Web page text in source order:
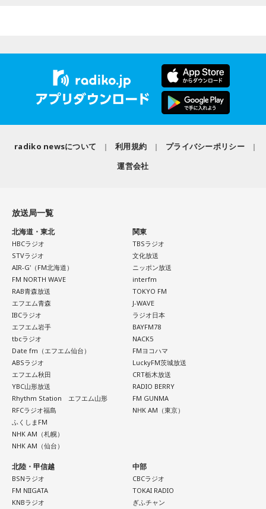
乾電池は「内に秘めたエネルギー」を暗示しています。あな
たは追い詰められると、理屈より先に、その時の衝動でとっ
さに動く本能タイプ。ある意味では、いちばん人間らしいか
もしれません。勢いが吉と出ることも多いですが、一呼吸置
いて考える癖もつけてみて。
4．懐中電灯……本性は「冷静な神様!?」
懐中電灯は「今後の見通し」を暗示しています。あなたは極
こともあるので、時には素直になってみましょう。
＊
天使も悪魔も、どちらもあなたの一部。自分の中の両方を知
っておくことが、いざという時の本当の強さになるのかもし
れません。
■監修者プロフィール：蝶ちょ（ちょうちょ）
池袋占い館セレーネ所属。電話占いメルにも出演。第六感で
人の想いを捉える羅針盤ヒーラー。霊感タロット、四柱推
命、宿曜占星術でオーダーメイドの鑑定を手掛ける。転職、
結婚、離別など多くの経験から、今どう動くべきか悩む人に
寄り添いナビゲートする。
Webサイト： https://selene-uranai.com/
YouTube：https://www.youtube.com/@ataru-uranai
シーズン、ヤクルトの監督を務め、前年最下位からの日本
一、球団初のリーグ連覇を成し遂げた。
クルト×DeNA」に『ニッポン放送ショウアップナイター』の
スペシャルゲスト解説として登場する。現役時代は『ニッポ
みの髙津だが、『ニッポン放送ショウアップナイター』で解
説を務めるのは2013年以来、13年ぶりとなる。
ペナントレースも終盤に差し掛かり、古巣・ヤクルトにとっ
て勝負の夏となる神宮球場の一戦での髙津氏ならではの視点
に注目が集まる。
『ニッポン放送ショウアップナイター』では、今後も60周年
のアニバーサリーイヤーにふさわしい球界のレジェンドたち
がスペシャルゲスト解説者として登場する。さらに、リスナ
ーにとって嬉しい夏の味覚や現金が当たるプレゼント企画も
実施する。
■髙津臣吾 コメント
「ショウアップナイター」をお聴きの皆さま、ご無沙汰して
おります。
ペナントレース終盤の神宮球場、一つ一つのプレーの重みが
radiko newsについて 利用規約
プライバシーポリシー
運営会社
放送局一覧
北海道・東北
HBCラジオ
STVラジオ
AIR-G'（FM北海道）
FM NORTH WAVE
RAB青森放送
エフエム青森
IBCラジオ
エフエム岩手
tbcラジオ
Date fm（エフエム仙台）
ABSラジオ
エフエム秋田
YBC山形放送
Rhythm Station エフエム山形
RFCラジオ福島
ふくしまFM
NHK AM（札幌）
NHK AM（仙台）
関東
TBSラジオ
文化放送
ニッポン放送
interfm
TOKYO FM
J-WAVE
ラジオ日本
BAYFM78
NACK5
FMヨコハマ
LuckyFM茨城放送
CRT栃木放送
RADIO BERRY
FM GUNMA
NHK AM（東京）
北陸・甲信越
BSNラジオ
FM NIIGATA
KNBラジオ
中部
CBCラジオ
TOKAI RADIO
ぎふチャン